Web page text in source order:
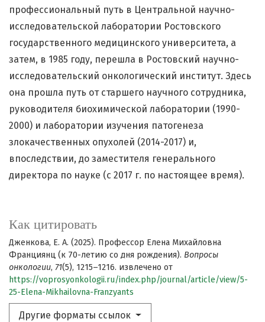
Как цитировать
Дженкова, Е. А. (2025). Профессор Елена Михайловна
Франциянц (к 70-летию со дня рождения). Вопросы
онкологии, 71(5), 1215–1216. извлечено от
https://voprosyonkologii.ru/index.php/journal/article/view/5-
25-Elena-Mikhailovna-Franzyants
Другие форматы ссылок
профессиональный путь в Центральной научно-
исследовательской лаборатории Ростовского
государственного медицинского университета, а
затем, в 1985 году, перешла в Ростовский научно-
исследовательский онкологический институт. Здесь
она прошла путь от старшего научного сотрудника,
руководителя биохимической лаборатории (1990-
2000) и лаборатории изучения патогенеза
злокачественных опухолей (2014-2017) и,
впоследствии, до заместителя генерального
директора по науке (с 2017 г. по настоящее время).